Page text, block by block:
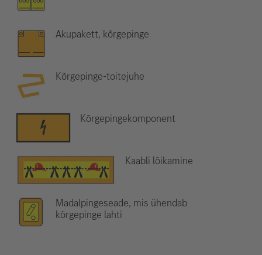
Akupakett, kõrgepinge
Kõrgepinge-toitejuhe
Kõrgepingekomponent
Kaabli lõikamine
Madalpingeseade, mis ühendab
kõrgepinge lahti